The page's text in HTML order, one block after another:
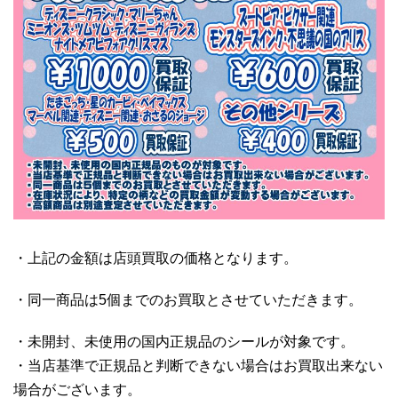
・上記の金額は店頭買取の価格となります。
・同一商品は5個までのお買取とさせていただきます。
・未開封、未使用の国内正規品のシールが対象です。
・当店基準で正規品と判断できない場合はお買取出来ない
場合がございます。